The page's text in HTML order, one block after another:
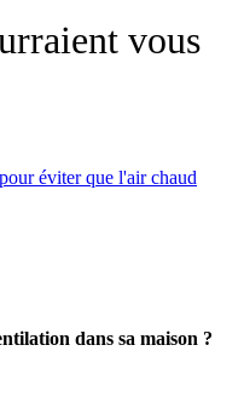
vous
éviter que l'air chaud
dans sa maison ?